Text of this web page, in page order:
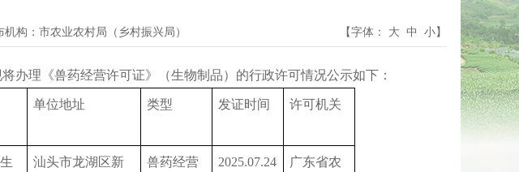
机构： 市农业农村局（乡村振兴局） 【字体： 大 中 小】
理《兽药经营许可证》（生物制品）的行政许可情况公示如下：
单位地址 类型 发证时间 许可机关
汕头市龙湖区新
兽药经营 2025.07.24
广东省农